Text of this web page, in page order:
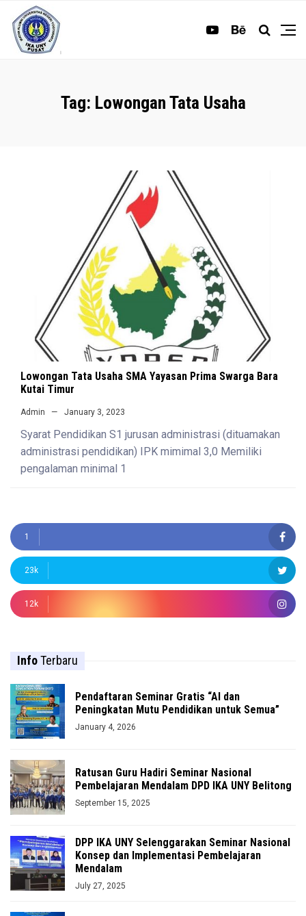
Tag: Lowongan Tata Usaha
Lowongan Tata Usaha SMA Yayasan Prima Swarga Bara
Kutai Timur
Admin January 3, 2023
Syarat Pendidikan S1 jurusan administrasi (dituamakan
administrasi pendidikan) IPK mimimal 3,0 Memiliki
pengalaman minimal 1
1
23k
12k
InfoTerbaru
Pendaftaran Seminar Gratis “AI dan
Peningkatan Mutu Pendidikan untuk Semua”
January 4, 2026
Ratusan Guru Hadiri Seminar Nasional
Pembelajaran Mendalam DPD IKA UNY Belitong
September 15, 2025
DPP IKA UNY Selenggarakan Seminar Nasional
Konsep dan Implementasi Pembelajaran
Mendalam
July 27, 2025